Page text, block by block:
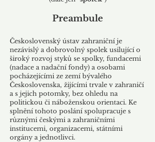
Preambule
Československý ústav zahraniční je
nezávislý a dobrovolný spolek usilující o
široký rozvoj styků se spolky, fundacemi
(nadace a nadační fondy) a osobami
pocházejícími ze zemí bývalého
Československa, žijícími trvale v zahraničí
a s jejich potomky, bez ohledu na
politickou či náboženskou orientaci. Ke
splnění tohoto poslání spolupracuje s
různými českými a zahraničními
institucemi, organizacemi, státními
orgány a jednotlivci.